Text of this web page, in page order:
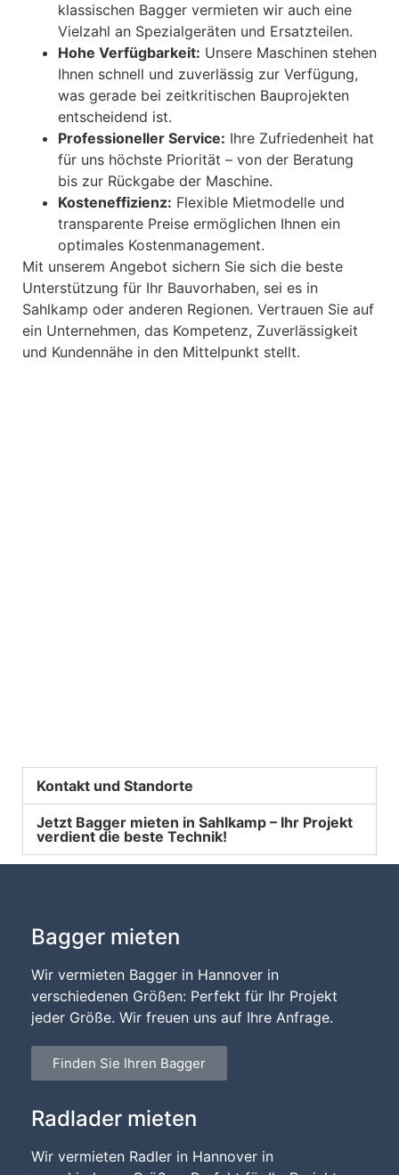
klassischen Bagger vermieten wir auch eine
Vielzahl an Spezialgeräten und Ersatzteilen.
Hohe Verfügbarkeit: Unsere Maschinen stehen
Ihnen schnell und zuverlässig zur Verfügung,
was gerade bei zeitkritischen Bauprojekten
entscheidend ist.
Professioneller Service: Ihre Zufriedenheit hat
für uns höchste Priorität – von der Beratung
bis zur Rückgabe der Maschine.
Kosteneffizienz: Flexible Mietmodelle und
transparente Preise ermöglichen Ihnen ein
optimales Kostenmanagement.
Mit unserem Angebot sichern Sie sich die beste
Unterstützung für Ihr Bauvorhaben, sei es in
Sahlkamp oder anderen Regionen. Vertrauen Sie auf
ein Unternehmen, das Kompetenz, Zuverlässigkeit
und Kundennähe in den Mittelpunkt stellt.
Kontakt und Standorte
Jetzt Bagger mieten in Sahlkamp – Ihr Projekt
verdient die beste Technik!
Bagger mieten
Wir vermieten Bagger in Hannover in
verschiedenen Größen: Perfekt für Ihr Projekt
jeder Größe. Wir freuen uns auf Ihre Anfrage.
Finden Sie Ihren Bagger
Radlader mieten
Wir vermieten Radler in Hannover in